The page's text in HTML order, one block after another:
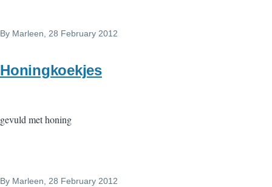
By Marleen, 28 February 2012
Honingkoekjes
gevuld met honing
By Marleen, 28 February 2012